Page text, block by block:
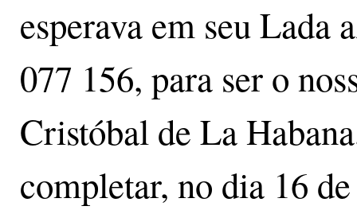
esperava em seu Lada
077 156, para ser o
Cristóbal de La
completar, no dia 16